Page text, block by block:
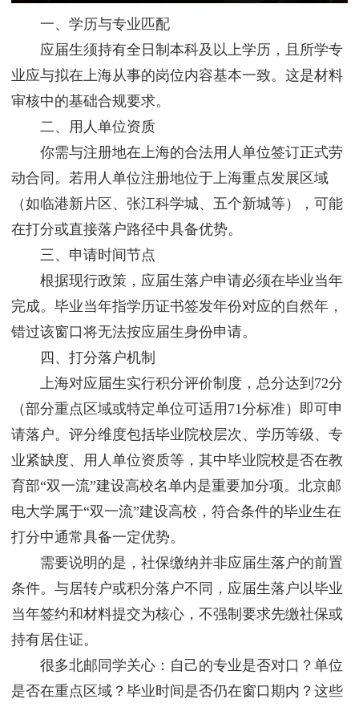
一、学历与专业匹配
应届生须持有全日制本科及以上学历，且所学专
业应与拟在上海从事的岗位内容基本一致。这是材料
审核中的基础合规要求。
二、用人单位资质
你需与注册地在上海的合法用人单位签订正式劳
动合同。若用人单位注册地位于上海重点发展区域
（如临港新片区、张江科学城、五个新城等），可能
在打分或直接落户路径中具备优势。
三、申请时间节点
根据现行政策，应届生落户申请必须在毕业当年
完成。毕业当年指学历证书签发年份对应的自然年，
错过该窗口将无法按应届生身份申请。
四、打分落户机制
上海对应届生实行积分评价制度，总分达到72分
（部分重点区域或特定单位可适用71分标准）即可申
请落户。评分维度包括毕业院校层次、学历等级、专
业紧缺度、用人单位资质等，其中毕业院校是否在教
育部“双一流”建设高校名单内是重要加分项。北京邮
电大学属于“双一流”建设高校，符合条件的毕业生在
打分中通常具备一定优势。
需要说明的是，社保缴纳并非应届生落户的前置
条件。与居转户或积分落户不同，应届生落户以毕业
当年签约和材料提交为核心，不强制要求先缴社保或
持有居住证。
很多北邮同学关心：自己的专业是否对口？单位
是否在重点区域？毕业时间是否仍在窗口期内？这些